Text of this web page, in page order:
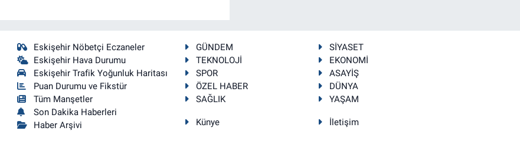
Eskişehir Nöbetçi Eczaneler
Eskişehir Hava Durumu
Eskişehir Trafik Yoğunluk Haritası
Puan Durumu ve Fikstür
Tüm Manşetler
Son Dakika Haberleri
Haber Arşivi
GÜNDEM
SİYASET
TEKNOLOJİ
EKONOMİ
SPOR
ASAYİŞ
ÖZEL HABER
DÜNYA
SAĞLIK
YAŞAM
Künye İletişim